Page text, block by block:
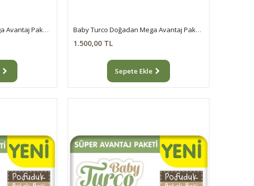
Baby Turco Doğadan Mega Avantaj Paketi Pofuduk Külot Bez 5 Numara Junior 234 Adet Baby Turco Doğadan Mega Avantaj Paketi Pofuduk Külot Bez 6 Numara Xlarge 186 Adet
1.500,00 TL
Sepete Ekle